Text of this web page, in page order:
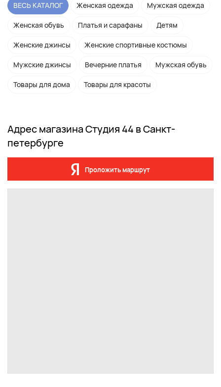
ВЕСЬ КАТАЛОГ Женская одежда Мужская одежда
Женская обувь Платья и сарафаны Детям
Женские джинсы Женские спортивные костюмы
Мужские джинсы Вечерние платья Мужская обувь
Товары для дома Товары для красоты
Адрес магазина Студия 44 в Санкт-
петербурге
Проложить маршрут